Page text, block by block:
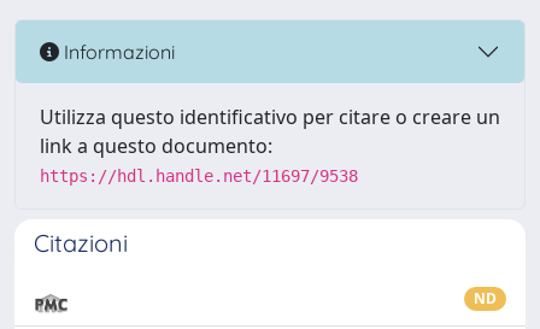
Informazioni
Utilizza questo identificativo per citare o creare un
link a questo documento:
https://hdl.handle.net/11697/9538
Citazioni
ND